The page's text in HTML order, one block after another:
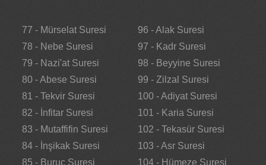
77 - Mürselat Suresi
78 - Nebe Suresi
79 - Nazi'at Suresi
80 - Abese Suresi
81 - Tekvir Suresi
82 - İnfitar Suresi
83 - Mutaffifin Suresi
84 - İnşikak Suresi
85 - Buruc Suresi
96 - Alak Suresi
97 - Kadr Suresi
98 - Beyyine Suresi
99 - Zilzal Suresi
100 - Adiyat Suresi
101 - Karia Suresi
102 - Tekasür Suresi
103 - Asr Suresi
104 - Hümeze Suresi